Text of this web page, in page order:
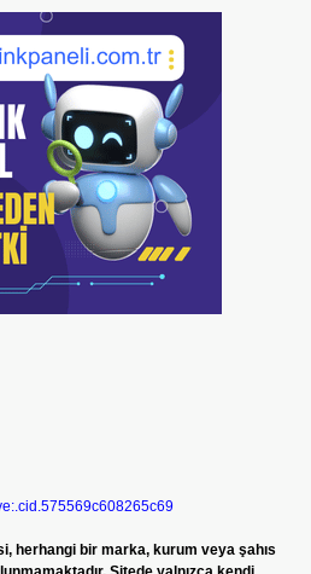
herhangi bir marka, kurum veya şahıs